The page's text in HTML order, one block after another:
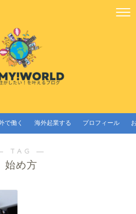
で働く 海外起業する プロフィール
TAG ―
始め方